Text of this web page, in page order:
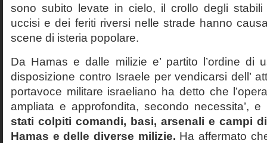
sono subito levate in cielo, il crollo degli
uccisi e dei feriti riversi nelle strade hanno
scene di isteria popolare.
Da Hamas e dalle milizie e’ partito l’ordine di
disposizione contro Israele per vendicarsi dell’
portavoce militare israeliano ha detto che
ampliata e approfondita, secondo necessita’,
stati colpiti comandi, basi, arsenali e campi
Hamas e delle diverse milizie. Ha affermato